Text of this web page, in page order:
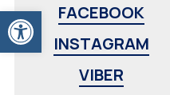
Ανοίξτε τη γραμμή εργαλείων
FACEBOOK
INSTAGRAM
VIBER